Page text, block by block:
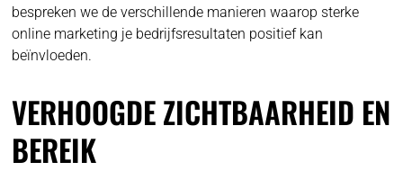
bespreken we de verschillende manieren waarop sterke
online marketing je bedrijfsresultaten positief kan
beïnvloeden.
VERHOOGDE ZICHTBAARHEID EN
BEREIK